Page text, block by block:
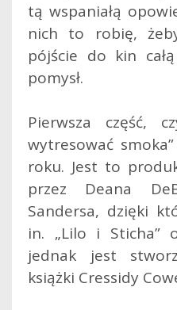
tą wspaniałą
nich to robię,
pójście do kin
pomysł.
Pierwsza część,
wytresować
roku. Jest to
przez Deana
Sandersa, dzięki
in. „Lilo i Sticha”
jednak jest
książki Cressidy